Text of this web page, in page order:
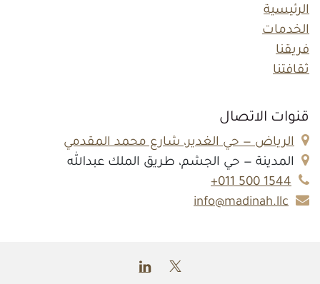
الرئيسية
الخدمات
فريقنا
ثقافتنا
قنوات الاتصال
الرياض — حي الغدير، شارع محمد المقدمي
المدينة — حي الجشم، طريق الملك عبدالله
1544 500 011+
info@madinah.llc